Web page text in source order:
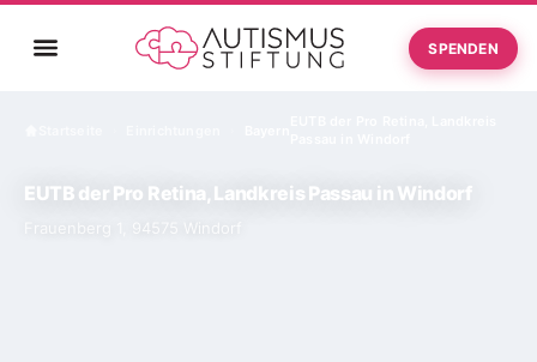
SPENDEN
EUTB der Pro Retina, Landkreis Passau in Windorf
Frauenberg 1, 94575 Windorf